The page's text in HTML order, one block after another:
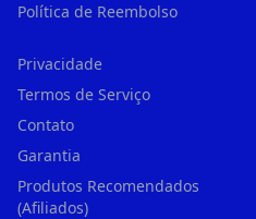
Política de Reembolso
Privacidade
Termos de Serviço
Contato
Garantia
Produtos Recomendados
(Afiliados)